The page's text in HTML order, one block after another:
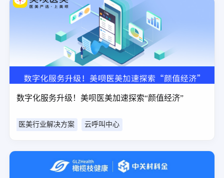
数字化服务升级！美呗医美加速探索“颜值经济”
医美行业解决方案 云呼叫中心